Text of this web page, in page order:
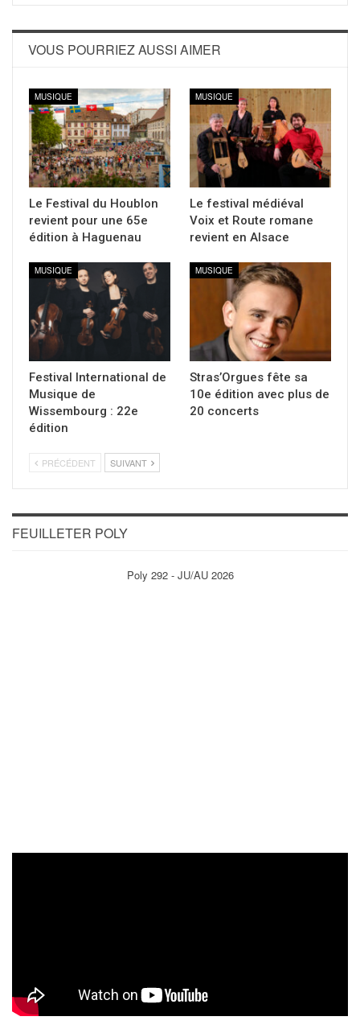
VOUS POURRIEZ AUSSI AIMER
MUSIQUE
Le Festival du Houblon
revient pour une 65e
édition à Haguenau
MUSIQUE
Le festival médiéval
Voix et Route romane
revient en Alsace
MUSIQUE
Festival International de
Musique de
Wissembourg : 22e
édition
MUSIQUE
Stras’Orgues fête sa
10e édition avec plus de
20 concerts
PRÉCÉDENT SUIVANT
FEUILLETER POLY
Poly 292 - JU/AU 2026